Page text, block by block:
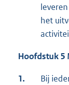
het
Hoofdstuk 5
1.
Bij